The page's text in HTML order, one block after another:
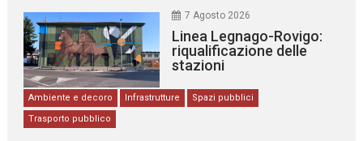
7 Agosto 2026
Linea Legnago-Rovigo:
riqualificazione delle
stazioni
Ambiente e decoro Infrastrutture
Spazi pubblici
Trasporto pubblico